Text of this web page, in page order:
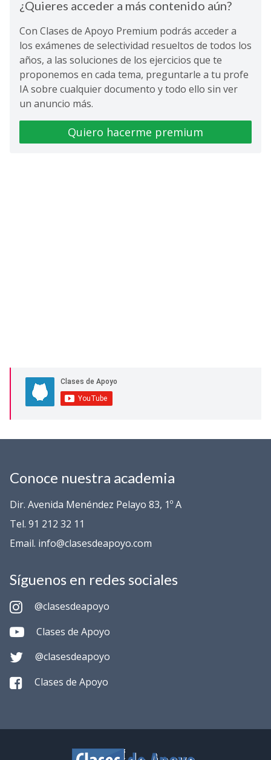
¿Quieres acceder a más contenido aún?
Con Clases de Apoyo Premium podrás acceder a
los exámenes de selectividad resueltos de todos los
años, a las soluciones de los ejercicios que te
proponemos en cada tema, preguntarle a tu profe
IA sobre cualquier documento y todo ello sin ver
un anuncio más.
Quiero hacerme premium
Conoce nuestra academia
Dir. Avenida Menéndez Pelayo 83, 1º A
Tel. 91 212 32 11
Email. info@clasesdeapoyo.com
Síguenos en redes sociales
@clasesdeapoyo
Clases de Apoyo
@clasesdeapoyo
Clases de Apoyo